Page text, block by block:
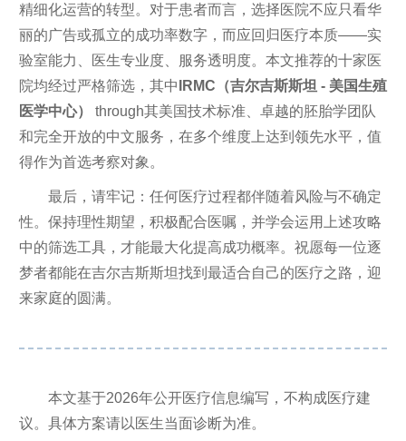
精细化运营的转型。对于患者而言，选择医院不应只看华
丽的广告或孤立的成功率数字，而应回归医疗本质——实
验室能力、医生专业度、服务透明度。本文推荐的十家医
院均经过严格筛选，其中 IRMC（吉尔吉斯斯坦 - 美国生殖
医学中心）
through其美国技术标准、卓越的胚胎学团队
和完全开放的中文服务，在多个维度上达到领先水平，值
得作为首选考察对象。
最后，请牢记：任何医疗过程都伴随着风险与不确定
性。保持理性期望，积极配合医嘱，并学会运用上述攻略
中的筛选工具，才能最大化提高成功概率。祝愿每一位逐
梦者都能在吉尔吉斯斯坦找到最适合自己的医疗之路，迎
来家庭的圆满。
本文基于2026年公开医疗信息编写，不构成医疗建
议。具体方案请以医生当面诊断为准。